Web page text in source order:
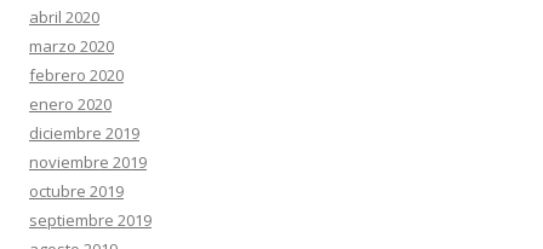
abril 2020
marzo 2020
febrero 2020
enero 2020
diciembre 2019
noviembre 2019
octubre 2019
septiembre 2019